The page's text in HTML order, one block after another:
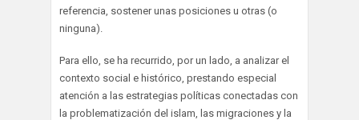
referencia, sostener unas posiciones u otras (o
ninguna).
Para ello, se ha recurrido, por un lado, a analizar el
contexto social e histórico, prestando especial
atención a las estrategias políticas conectadas con
la problematización del islam, las migraciones y la